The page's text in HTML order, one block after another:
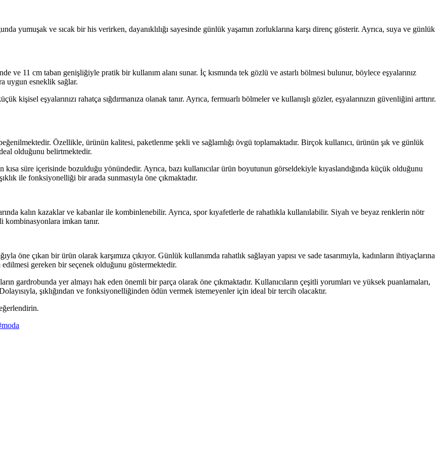
yumuşak ve sıcak bir his verirken, dayanıklılığı sayesinde günlük yaşamın zorluklarına karşı direnç gösterir. Ayrıca, suya ve günlük
11 cm taban genişliğiyle pratik bir kullanım alanı sunar. İç kısmında tek gözlü ve astarlı bölmesi bulunur, böylece eşyalarınız
uygun esneklik sağlar.
eşyalarınızı rahatça sığdırmanıza olanak tanır. Ayrıca, fermuarlı bölmeler ve kullanışlı gözler, eşyalarınızın güvenliğini arttırır.
Özellikle, ürünün kalitesi, paketlenme şekli ve sağlamlığı övgü toplamaktadır. Birçok kullanıcı, ürünün şık ve günlük
olduğunu belirtmektedir.
süre içerisinde bozulduğu yönündedir. Ayrıca, bazı kullanıcılar ürün boyutunun görseldekiyle kıyaslandığında küçük olduğunu
ile fonksiyonelliği bir arada sunmasıyla öne çıkmaktadır.
kalın kazaklar ve kabanlar ile kombinlenebilir. Ayrıca, spor kıyafetlerle de rahatlıkla kullanılabilir. Siyah ve beyaz renklerin nötr
kombinasyonlara imkan tanır.
öne çıkan bir ürün olarak karşımıza çıkıyor. Günlük kullanımda rahatlık sağlayan yapısı ve sade tasarımıyla, kadınların ihtiyaçlarına
gereken bir seçenek olduğunu göstermektedir.
gardrobunda yer almayı hak eden önemli bir parça olarak öne çıkmaktadır. Kullanıcıların çeşitli yorumları ve yüksek puanlamaları,
şıklığından ve fonksiyonelliğinden ödün vermek istemeyenler için ideal bir tercih olacaktır.
moda